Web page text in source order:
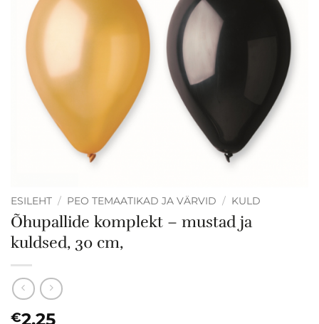
ESILEHT / PEO TEMAATIKAD JA VÄRVID / KULD
Õhupallide komplekt – mustad ja
kuldsed, 30 cm,
€2.25